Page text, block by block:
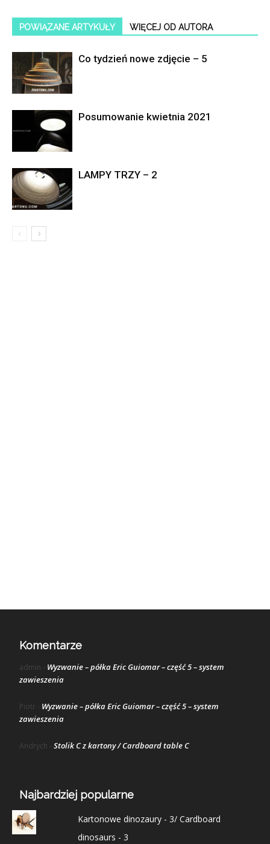
POWIĄZANE ARTYKUŁY WIĘCEJ OD AUTORA
Co tydzień nowe zdjęcie – 5
Posumowanie kwietnia 2021
LAMPY TRZY – 2
Komentarze
admin - Wyzwanie – półka Eric Guiomar – część 5 – system
zawieszenia
Piotr - Wyzwanie – półka Eric Guiomar – część 5 – system
zawieszenia
Andrych - Stolik C z kartony / Cardboard table C
Najbardziej popularne
Kartonowe dinozaury - 3/ Cardboard
dinosaurs - 3